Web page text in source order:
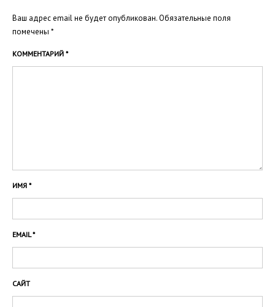
Ваш адрес email не будет опубликован.Обязательные поля
помечены *
КОММЕНТАРИЙ *
ИМЯ *
EMAIL*
САЙТ